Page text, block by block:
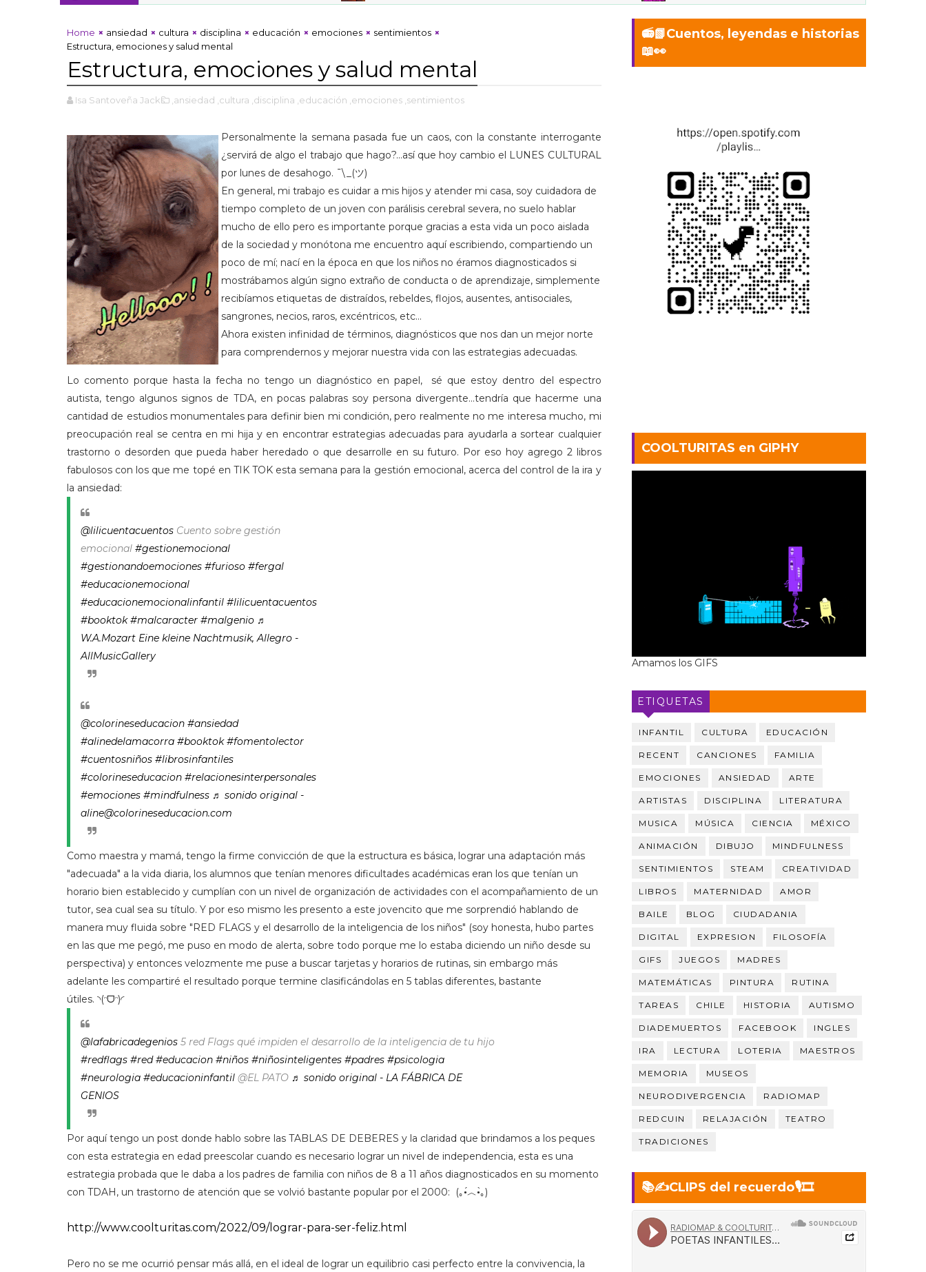
Home ansiedad cultura disciplina educación emociones
sentimientos
Estructura, emociones y salud mental
Estructura, emociones y salud mental
Isa Santoveña Jacks ,ansiedad ,cultura ,disciplina ,educación ,emociones ,sentimientos
Personalmente la semana pasada fue un caos, con la constante interrogante
¿servirá de algo el trabajo que hago?...así que hoy cambio el LUNES CULTURAL
por lunes de desahogo. ¯\_(ツ)
En general, mi trabajo es cuidar a mis hijos y atender mi casa, soy cuidadora de
tiempo completo de un joven con parálisis cerebral severa, no suelo hablar
mucho de ello pero es importante porque gracias a esta vida un poco aislada
de la sociedad y monótona me encuentro aquí escribiendo, compartiendo un
poco de mí; nací en la época en que los niños no éramos diagnosticados si
mostrábamos algún signo extraño de conducta o de aprendizaje, simplemente
recibíamos etiquetas de distraídos, rebeldes, flojos, ausentes, antisociales,
sangrones, necios, raros, excéntricos, etc...
Ahora existen infinidad de términos, diagnósticos que nos dan un mejor norte
para comprendernos y mejorar nuestra vida con las estrategias adecuadas.
Lo comento porque hasta la fecha no tengo un diagnóstico en papel, sé que estoy dentro del espectro
autista, tengo algunos signos de TDA, en pocas palabras soy persona divergente...tendría que hacerme una
cantidad de estudios monumentales para definir bien mi condición, pero realmente no me interesa mucho, mi
preocupación real se centra en mi hija y en encontrar estrategias adecuadas para ayudarla a sortear cualquier
trastorno o desorden que pueda haber heredado o que desarrolle en su futuro. Por eso hoy agrego 2 libros
fabulosos con los que me topé en TIK TOK esta semana para la gestión emocional, acerca del control de la ira y
la ansiedad:
@lilicuentacuentos Cuento sobre gestión
emocional #gestionemocional
#gestionandoemociones #furioso #fergal
#educacionemocional
#educacionemocionalinfantil #lilicuentacuentos
#booktok #malcaracter #malgenio ♬
W.A.Mozart Eine kleine Nachtmusik, Allegro -
AllMusicGallery
@colorineseducacion #ansiedad
#alinedelamacorra #booktok #fomentolector
#cuentosniños #librosinfantiles
#colorineseducacion #relacionesinterpersonales
#emociones #mindfulness ♬ sonido original -
aline@colorineseducacion.com
Como maestra y mamá, tengo la firme convicción de que la estructura es básica, lograr una adaptación más
"adecuada" a la vida diaria, los alumnos que tenían menores dificultades académicas eran los que tenían un
horario bien establecido y cumplían con un nivel de organización de actividades con el acompañamiento de un
tutor, sea cual sea su título. Y por eso mismo les presento a este jovencito que me sorprendió hablando de
manera muy fluida sobre "RED FLAGS y el desarrollo de la inteligencia de los niños" (soy honesta, hubo partes
en las que me pegó, me puso en modo de alerta, sobre todo porque me lo estaba diciendo un niño desde su
perspectiva) y entonces velozmente me puse a buscar tarjetas y horarios de rutinas, sin embargo más
adelante les compartiré el resultado porque termine clasificándolas en 5 tablas diferentes, bastante
útiles. ◝(ᵔᗜᵔ)◜
@lafabricadegenios 5 red Flags qué impiden el desarrollo de la inteligencia de tu hijo
#redflags #red #educacion #niños #niñosinteligentes #padres #psicologia
#neurologia #educacioninfantil @EL PATO ♬ sonido original - LA FÁBRICA DE
GENIOS
Por aquí tengo un post donde hablo sobre las TABLAS DE DEBERES y la claridad que brindamos a los peques
con esta estrategia en edad preescolar cuando es necesario lograr un nivel de independencia, esta es una
estrategia probada que le daba a los padres de familia con niños de 8 a 11 años diagnosticados en su momento
con TDAH, un trastorno de atención que se volvió bastante popular por el 2000: (｡•́︿•̀｡)
http://www.coolturitas.com/2022/09/lograr-para-ser-feliz.html
Pero no se me ocurrió pensar más allá, en el ideal de lograr un equilibrio casi perfecto entre la convivencia, la
📻📗Cuentos, leyendas e historias
📖👀
COOLTURITAS en GIPHY
Amamos los GIFS
ETIQUETAS
INFANTIL CULTURA EDUCACIÓN
RECENT CANCIONES FAMILIA
EMOCIONES ANSIEDAD ARTE
ARTISTAS DISCIPLINA LITERATURA
MUSICA MÚSICA CIENCIA MÉXICO
ANIMACIÓN DIBUJO MINDFULNESS
SENTIMIENTOS STEAM CREATIVIDAD
LIBROS MATERNIDAD AMOR
BAILE BLOG CIUDADANIA
DIGITAL EXPRESION FILOSOFÍA
GIFS JUEGOS MADRES
MATEMÁTICAS PINTURA RUTINA
TAREAS CHILE HISTORIA AUTISMO
DIADEMUERTOS FACEBOOK INGLES
IRA LECTURA LOTERIA MAESTROS
MEMORIA MUSEOS
NEURODIVERGENCIA RADIOMAP
REDCUIN RELAJACIÓN TEATRO
TRADICIONES
📚✍️CLIPS del recuerdo🎙️🎞